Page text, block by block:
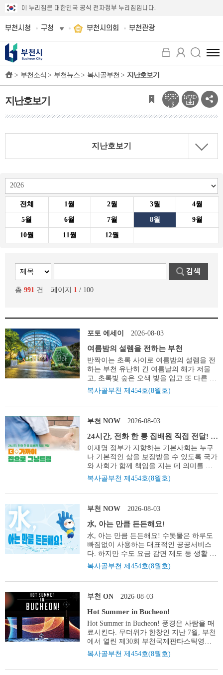
이 누리집은 대한민국 공식 전자정부 누리집입니다.
부천시청 구청 부천시의회 부천관광
전
체
뉴
보
기
> 부천소식 > 부천뉴스 > 복사골부천 > 지난호보기
지난호보기
지난호보기
전체 1월 2월 3월 4월
5월 6월 7월 8월 9월
10월 11월 12월
총 991 건 페이지 1 / 100
포토 에세이 2026-08-03
여름밤의 설렘을 전하는 부천
반짝이는 초록 사이로 여름밤의 설렘을 전
하는 부천 유난히 긴 여름날의 해가 저물
고, 초록빛 숲은 오색 빛을 입고 또 다른 풍
경을 선물합니다. 반짝이는 초록 사이를 천
천히 걷는 시간. 무더위로 지친 하루의 끝
에서 마주하는 이 설렘은 한여름 밤을 가장
복사골부천 제454호(8월호)
부천 NOW 2026-08-03
24시간, 전화 한 통 집배원 직접 전달! 더
+가까이집으로 그냥드림
이재명 정부가 지향하는 기본사회는 누구
나 기본적인 삶을 보장받을 수 있도록 국가
와 사회가 함께 책임을 지는 데 의미를 두
고 있다. 부천시가 본격적으로 시행하는
‘더+가까이 집으로 그냥드림’사업은 이러
한 가치를 더 적극적으로 실천한 복지사업
안부를 살피며 필요한 복지서비스까지 연
결해 일상을 든든하게 보듬는다. 도움이 절
실한 순간, 누군가의 따뜻한 관심과 작은
손길은 큰 힘이 된다. 무엇보다 어려운 이
웃을 먼저 찾아가는 작은 발걸음은 한 사람
의 삶을 지키고, 모두가 함께 행복한 ‘더 큰
부천’을 향해 나아가는 든든한 디딤돌이 되
로 그냥드림 대상 갑작스런 위기 상황 등으
로 긴급 식료품 등 지원이 필요한 시민 내
용 2만 원 상당의 생필품 → [후속] 추가 공
적 서비스 연계 신청 24시간 유선으로 지원
요청(주간 부천시 콜센터, 동 행정복지센터
/ 야간 당직실) 지원 집배원이 직접 방문하
여 생필품 전달 → 생활 실태 파악 ※ 야간
신청자 중 긴급한 경우 24시간 온(溫)스토
어를 통해 즉시 지원 관리 동 행정복지센터
복사골부천 제454호(8월호)
부천 NOW 2026-08-03
水, 아는 만큼 든든해요!
水, 아는 만큼 든든해요! 수돗물은 하루도
빠짐없이 사용하는 대표적인 공공서비스
다. 하지만 수도 요금 감면 제도 등 생활 에
도움이 되는 다양한 정보를 제대로 알지 못
해 혜택을 놓치는 경우가 많다. 특히 물 사
용량이 크 게 늘어 나는 여름철에는 작은
중한 물을 아낄 수 있다. 알아두면 돈이 되
고 실천하면 환경에도 도움이 되는 수도 생
활 정보. 수도 요금을 절약하는 방법부 터
꼭 챙겨야 할 지원제도까지, 시민의 슬기로
운 수도 생활에 필요한 정보를 한데 모아
봤다. 글 김은희 상수도, 하수도 더블 감면
부천시 다자녀 가정 상·하수도 요금 감면
중 2자녀 이상(동일 세대)이면서, 18세 이
복사골부천 제454호(8월호)
부천 ON 2026-08-03
Hot Summer in Bucheon!
Hot Summer in Bucheon! 풍경은 사람을 매
료시킨다. 무더위가 한창인 지난 7월, 부천
에서 열린 제30회 부천국제판타스틱영화
제(BIFAN)는 도심 한복판을 흥겨움이 가득
한 축제의 장으로 탈바꿈시켰다. 특히, 부
대행사로 진행된 ‘2026 부천 위조이 치맥축
복사골부천 제454호(8월호)